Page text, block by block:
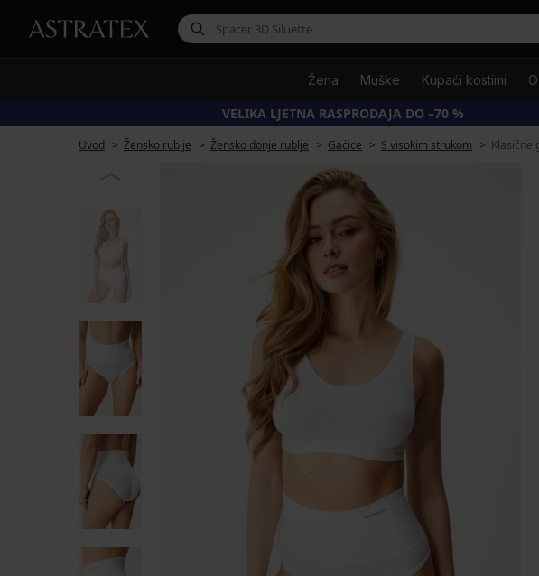
Žena Muške Kupaći kostimi
VELIKA LJETNA RASPRODAJA DO –70 %
Uvod Žensko rublje Žensko donje rublje Gaćice S visokim strukom Klasične